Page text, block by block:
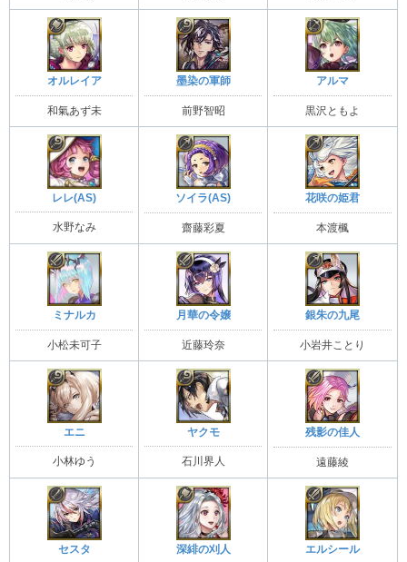
オルレイア
和氣あず未
墨染の軍師
前野智昭
アルマ
黒沢ともよ
レレ(AS)
水野なみ
ソイラ(AS)
齋藤彩夏
花咲の姫君
本渡楓
ミナルカ
小松未可子
月華の令嬢
近藤玲奈
銀朱の九尾
小岩井ことり
エニ
小林ゆう
ヤクモ
石川界人
残影の佳人
遠藤綾
セスタ 深緋の刈人 エルシール